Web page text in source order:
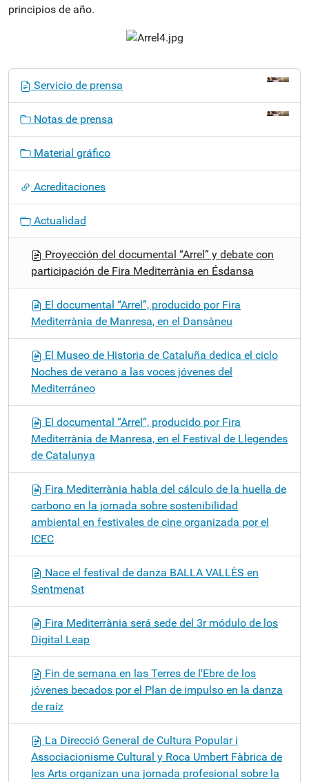
principios de año.
ó
Servicio de prensa
Notas de prensa
Material gráfico
Acreditaciones
Actualidad
Proyección del documental “Arrel” y debate con
participación de Fira Mediterrània en Ésdansa
El documental “Arrel”, producido por Fira
Mediterrània de Manresa, en el Dansàneu
El Museo de Historia de Cataluña dedica el ciclo
Noches de verano a las voces jóvenes del
Mediterráneo
El documental “Arrel”, producido por Fira
Mediterrània de Manresa, en el Festival de Llegendes
de Catalunya
Fira Mediterrània habla del cálculo de la huella de
carbono en la jornada sobre sostenibilidad
ambiental en festivales de cine organizada por el
ICEC
Nace el festival de danza BALLA VALLÈS en
Sentmenat
Fira Mediterrània será sede del 3r módulo de los
Digital Leap
Fin de semana en las Terres de l'Ebre de los
jóvenes becados por el Plan de impulso en la danza
de raíz
La Direcció General de Cultura Popular i
Associacionisme Cultural y Roca Umbert Fàbrica de
les Arts organizan una jornada profesional sobre la